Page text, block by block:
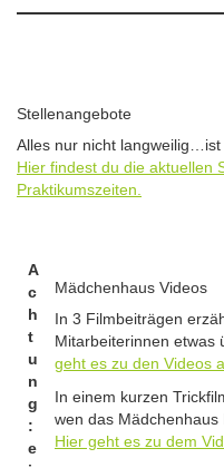
e
l
l
G
d
e
n
i
r
a
m
S
t
e
Stellenangebote
Alles nur nicht
Hier findest du die aktuellen
Praktikumszeiten.
A
c
h
t
u
n
g
:
e
Mädchenhaus Videos
In 3 Filmbeiträgen
Mitarbeiterinnen etwas
geht es zu den Videos
In einem kurzen
wen das Mädchenhaus
Hier geht es zu dem